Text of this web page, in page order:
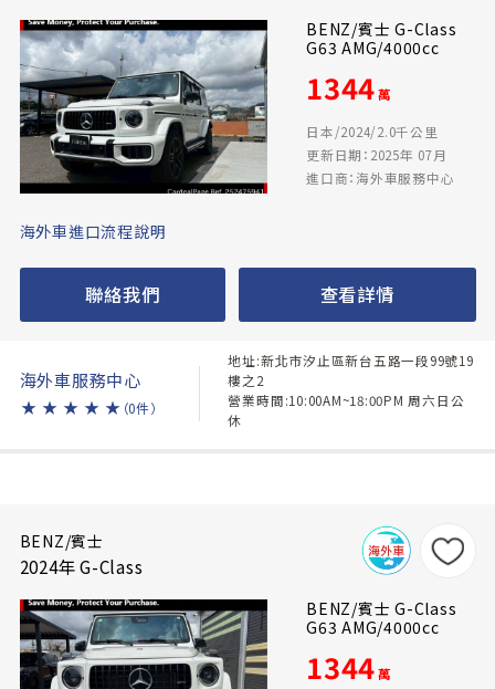
BENZ/賓士 G-Class
G63 AMG/4000cc
1344萬
日本/2024/2.0千公里
更新日期：2025年 07月
進口商：海外車服務中心
海外車進口流程說明
聯絡我們 查看詳情
海外車服務中心
★ ★ ★ ★ ★ （0件）
地址:新北市汐止區新台五路一段99號19
樓之2
營業時間:10:00AM~18:00PM 周六日公
休
BENZ/賓士
2024年 G-Class
BENZ/賓士 G-Class
G63 AMG/4000cc
1344萬